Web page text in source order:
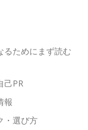
るためにまず読む
己PR
報
・選び方